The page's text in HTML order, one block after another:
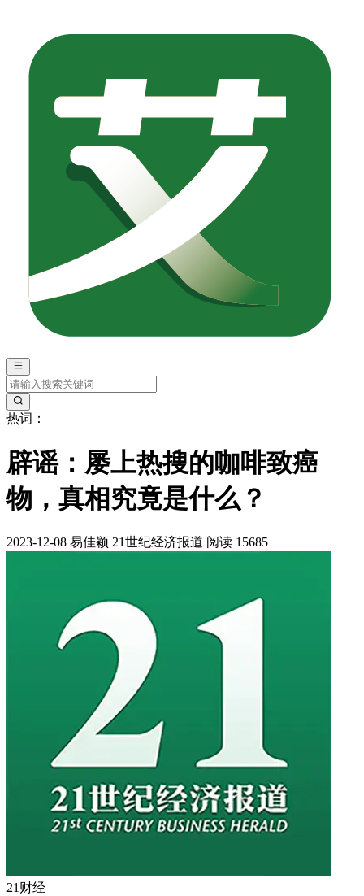
热词：
辟谣：屡上热搜的咖啡致癌
物，真相究竟是什么？
2023-12-08 易佳颖 21世纪经济报道 阅读 15685
21财经